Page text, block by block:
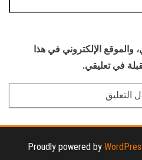
والموقع الإلكتروني في هذا
في تعليقي.
Proudly powered by